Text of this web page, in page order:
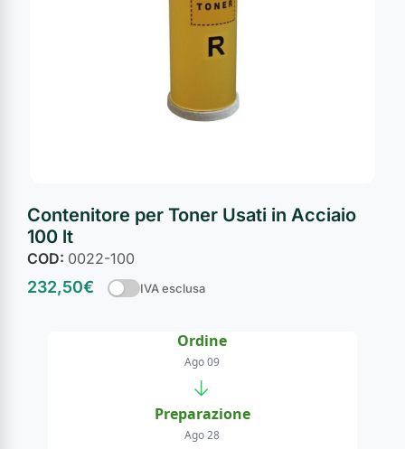
Contenitore per Toner Usati in Acciaio
100 lt
COD: 0022-100
232,50€ IVA esclusa
Ordine
Ago 09
→
Preparazione
Ago 28